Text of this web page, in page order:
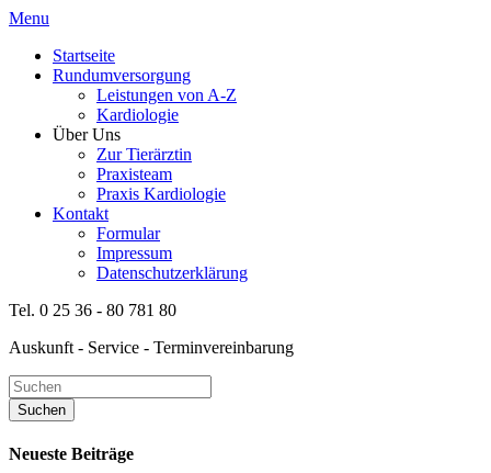
Menu
Startseite
Rundumversorgung
Leistungen von A-Z
Kardiologie
Über Uns
Zur Tierärztin
Praxisteam
Praxis Kardiologie
Kontakt
Formular
Impressum
Datenschutzerklärung
Tel. 0 25 36 - 80 781 80
Auskunft - Service - Terminvereinbarung
Neueste Beiträge